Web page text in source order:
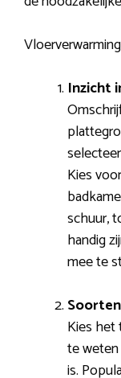
Inzicht
Kies
schuur,
handig
mee te
Kies het
te
is.